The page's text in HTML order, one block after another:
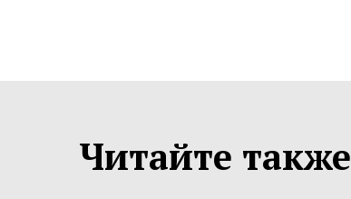
Читайте также